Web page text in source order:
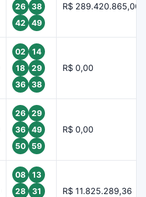
26
38
42
49
R$ 289.420.865,00
02
14
18
29
36
38
R$ 0,00
26
29
36
49
50
59
R$ 0,00
08
13
28
31
R$ 11.825.289,36